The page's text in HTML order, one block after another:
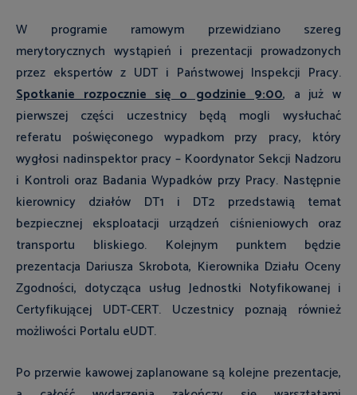
W programie ramowym przewidziano szereg
merytorycznych wystąpień i prezentacji prowadzonych
przez ekspertów z UDT i Państwowej Inspekcji Pracy.
Spotkanie rozpocznie się o godzinie 9:00, a już w
pierwszej części uczestnicy będą mogli wysłuchać
referatu poświęconego wypadkom przy pracy, który
wygłosi nadinspektor pracy – Koordynator Sekcji Nadzoru
i Kontroli oraz Badania Wypadków przy Pracy. Następnie
kierownicy działów DT1 i DT2 przedstawią temat
bezpiecznej eksploatacji urządzeń ciśnieniowych oraz
transportu bliskiego. Kolejnym punktem będzie
prezentacja Dariusza Skrobota, Kierownika Działu Oceny
Zgodności, dotycząca usług Jednostki Notyfikowanej i
Certyfikującej UDT-CERT. Uczestnicy poznają również
możliwości Portalu eUDT.
Po przerwie kawowej zaplanowane są kolejne prezentacje,